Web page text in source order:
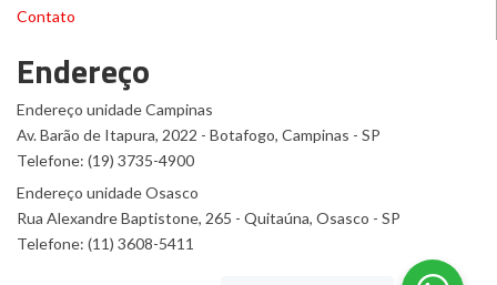
Contato
Endereço
Endereço unidade Campinas
Av. Barão de Itapura, 2022 - Botafogo, Campinas - SP
Telefone: (19) 3735-4900
Endereço unidade Osasco
Rua Alexandre Baptistone, 265 - Quitaúna, Osasco - SP
Telefone: (11) 3608-5411